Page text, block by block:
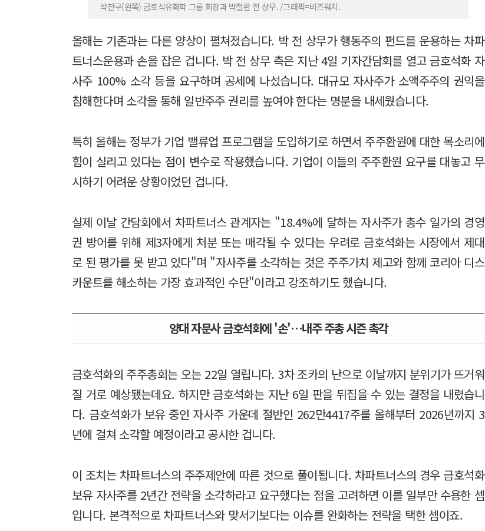
박찬구(왼쪽) 금호석유화학 그룹 회장과 박철완 전 상무. /그래픽=비즈워치.
올해는 기존과는 다른 양상이 펼쳐졌습니다. 박 전 상무가 행동주의 펀드를 운용하는 차파
트너스운용과 손을 잡은 겁니다. 박 전 상무 측은 지난 4일 기자간담회를 열고 금호석화 자
사주 100% 소각 등을 요구하며 공세에 나섰습니다. 대규모 자사주가 소액주주의 권익을
침해한다며 소각을 통해 일반주주 권리를 높여야 한다는 명분을 내세웠습니다.
특히 올해는 정부가 기업 밸류업 프로그램을 도입하기로 하면서 주주환원에 대한 목소리에
힘이 실리고 있다는 점이 변수로 작용했습니다. 기업이 이들의 주주환원 요구를 대놓고 무
시하기 어려운 상황이었던 겁니다.
실제 이날 간담회에서 차파트너스 관계자는 "18.4%에 달하는 자사주가 총수 일가의 경영
권 방어를 위해 제3자에게 처분 또는 매각될 수 있다는 우려로 금호석화는 시장에서 제대
로 된 평가를 못 받고 있다"며 "자사주를 소각하는 것은 주주가치 제고와 함께 코리아 디스
카운트를 해소하는 가장 효과적인 수단"이라고 강조하기도 했습니다.
양대 자문사 금호석화에 '손'…내주 주총 시즌 촉각
금호석화의 주주총회는 오는 22일 열립니다. 3차 조카의 난으로 이날까지 분위기가 뜨거워
질 거로 예상됐는데요. 하지만 금호석화는 지난 6일 판을 뒤집을 수 있는 결정을 내렸습니
다. 금호석화가 보유 중인 자사주 가운데 절반인 262만4417주를 올해부터 2026년까지 3
년에 걸쳐 소각할 예정이라고 공시한 겁니다.
이 조치는 차파트너스의 주주제안에 따른 것으로 풀이됩니다. 차파트너스의 경우 금호석화
보유 자사주를 2년간 전략을 소각하라고 요구했다는 점을 고려하면 이를 일부만 수용한 셈
입니다. 본격적으로 차파트너스와 맞서기보다는 이슈를 완화하는 전략을 택한 셈이죠.